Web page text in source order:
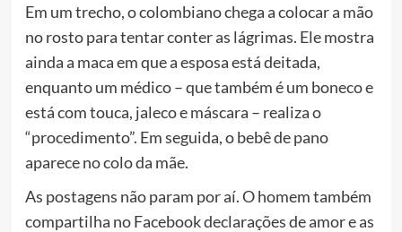
Em um trecho, o colombiano chega a colocar a mão
no rosto para tentar conter as lágrimas. Ele mostra
ainda a maca em que a esposa está deitada,
enquanto um médico – que também é um boneco e
está com touca, jaleco e máscara – realiza o
“procedimento”. Em seguida, o bebê de pano
aparece no colo da mãe.
As postagens não param por aí. O homem também
compartilha no Facebook declarações de amor e as